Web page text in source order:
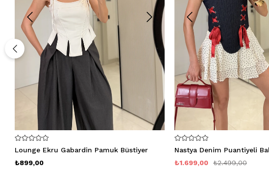
Lounge Ekru Gabardin Pamuk Büstiyer
₺899,00
₺1.699,00
₺2.499,00